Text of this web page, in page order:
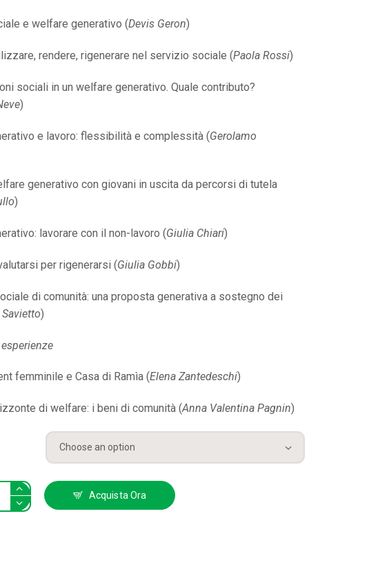
e welfare generativo (Devis Geron)
rendere, rigenerare nel servizio sociale (Paola Rossi)
sociali in un welfare generativo. Quale contributo?
)
e lavoro: flessibilità e complessità (Gerolamo
generativo con giovani in uscita da percorsi di tutela
)
lavorare con il non-lavoro (Giulia Chiari)
per rigenerarsi (Giulia Gobbi)
di comunità: una proposta generativa a sostegno dei
Savietto)
femminile e Casa di Ramìa (Elena Zantedeschi)
di welfare: i beni di comunità (Anna Valentina Pagnin)
Acquista Ora